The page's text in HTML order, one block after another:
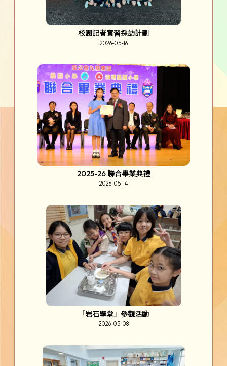
校園記者實習採訪計劃
2026-05-16
2025-26 聯合畢業典禮
2026-05-14
「岩石學堂」參觀活動
2026-05-08